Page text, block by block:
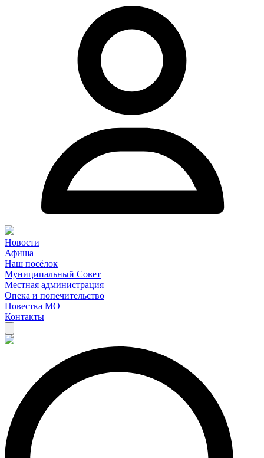
Новости
Афиша
Наш посёлок
Муниципальный Совет
Местная администрация
Опека и попечительство
Повестка МО
Контакты